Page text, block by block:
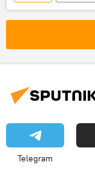
Москва
СНГ
Спецслужбы
Сергей Нарышкин
Telegram